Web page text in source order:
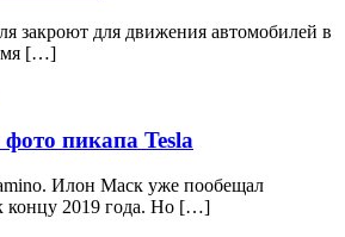
закроют для движения автомобилей в
[…]
пикапа Tesla
Илон Маск уже пообещал
концу 2019 года. Но […]